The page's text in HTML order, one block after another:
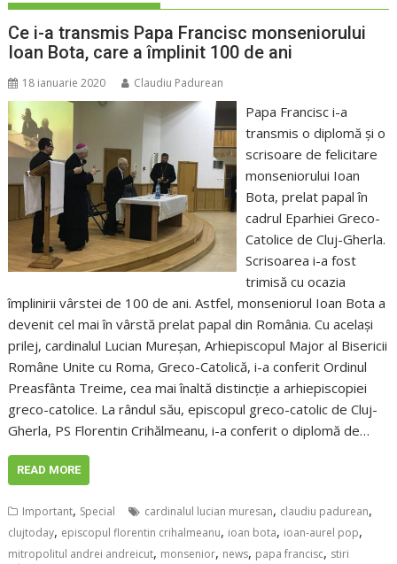
Ce i-a transmis Papa Francisc monseniorului
Ioan Bota, care a împlinit 100 de ani
18 ianuarie 2020 Claudiu Padurean
Papa Francisc i-a
transmis o diplomă și o
scrisoare de felicitare
monseniorului Ioan
Bota, prelat papal în
cadrul Eparhiei Greco-
Catolice de Cluj-Gherla.
Scrisoarea i-a fost
trimisă cu ocazia
împlinirii vârstei de 100 de ani. Astfel, monseniorul Ioan Bota a
devenit cel mai în vârstă prelat papal din România. Cu același
prilej, cardinalul Lucian Mureșan, Arhiepiscopul Major al Bisericii
Române Unite cu Roma, Greco-Catolică, i-a conferit Ordinul
Preasfânta Treime, cea mai înaltă distincție a arhiepiscopiei
greco-catolice. La rândul său, episcopul greco-catolic de Cluj-
Gherla, PS Florentin Crihălmeanu, i-a conferit o diplomă de…
READ MORE
Important, Special cardinalul lucian muresan, claudiu padurean,
clujtoday, episcopul florentin crihalmeanu, ioan bota, ioan-aurel pop,
mitropolitul andrei andreicut, monsenior, news, papa francisc, stiri